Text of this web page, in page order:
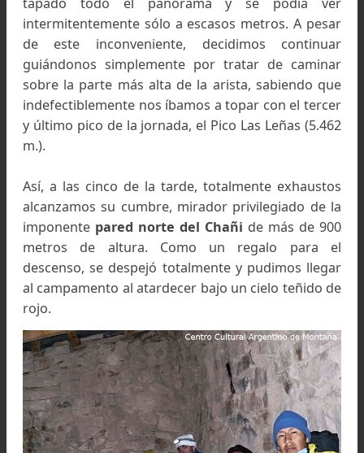
Camino a la cumbre General Belgrano. Foto: César
Luego de dejar testimonios en este pico,
con dirección sur. En una loma
encontramos una enorme cantidad de
evidencia de la presencia del hombre
y el desarrollo de rituales en la montaña.
tormenta encima cerca de las dos y media
tarde alcanzamos el
Aunque no estaba nevando, las nubes
tapado todo el panorama y se podía
intermitentemente sólo a escasos metros. A
de este inconveniente, decidimos
guiándonos simplemente por tratar de
sobre la parte más alta de la arista, sabiendo